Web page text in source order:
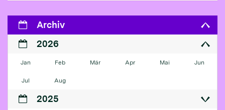
Archiv
2026
Jan Feb Mär Apr Mai Jun
Jul Aug
2025